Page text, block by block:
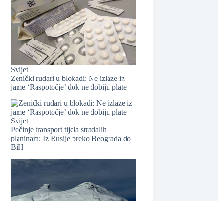
Svijet
Zenički rudari u blokadi: Ne izlaze iz
jame ‘Raspotočje’ dok ne dobiju plate
Svijet
Počinje transport tijela stradalih
planinara: Iz Rusije preko Beograda do
BiH